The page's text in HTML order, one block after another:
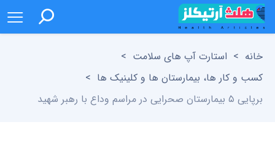
خانه > استارت آپ های سلامت >
کسب و کار ها، بیمارستان ها و کلینیک ها >
برپایی ۵ بیمارستان صحرایی در مراسم وداع با رهبر شهید